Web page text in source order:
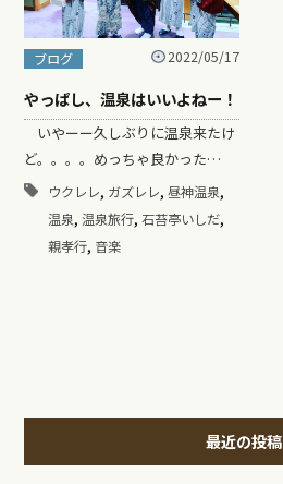
ブログ 2022/05/17
やっぱし、温泉はいいよねー！
いやーー久しぶりに温泉来たけ
ど。。。。めっちゃ良かった…
ウクレレ, ガズレレ, 昼神温泉,
温泉, 温泉旅行, 石苔亭いしだ,
親孝行, 音楽
最近の投稿